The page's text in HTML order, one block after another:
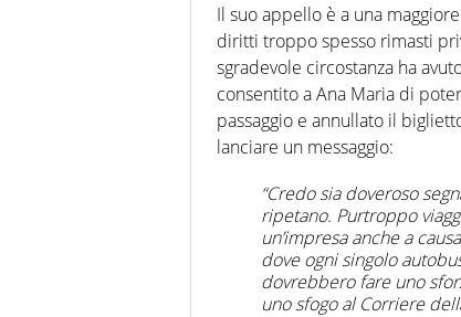
Il suo appello è a una
diritti troppo spesso rimasti
sgradevole circostanza ha
consentito a Ana Maria di
passaggio e annullato il
lanciare un messaggio:
“Credo sia doveroso
ripetano. Purtroppo
un’impresa anche a
dove ogni singolo
dovrebbero fare uno
uno sfogo al Corriere